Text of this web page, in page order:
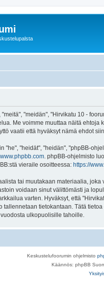
"meidän", "Hirvikatu 10 -
Me voimme muuttaa näitä
vaatii että hyväksyt nämä ehdot
"heidät", "heidän", "phpBB-
www.phpbb.com . phpBB-ohjelmisto
vieraile osoitteessa: https://
tai muutakaan materiaalia,
voidaan sinut välittömästi ja
varten. Hyväksyt, että
tietokantaan. Tätä
ulkopuolisille tahoille.
Keskustelufoorumin ohjelmisto
Käännös: phpBB